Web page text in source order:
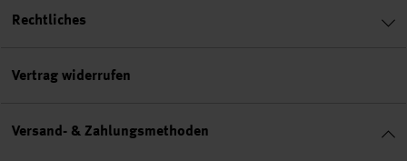
Rechtliches
Vertrag widerrufen
Versand- & Zahlungsmethoden